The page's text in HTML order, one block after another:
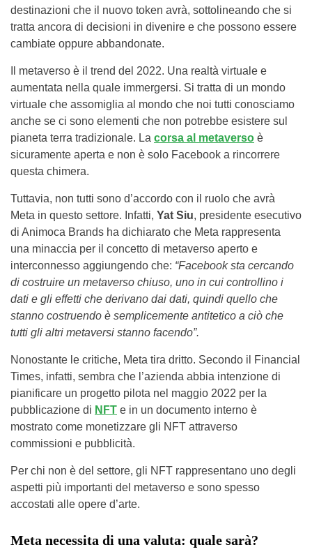
destinazioni che il nuovo token avrà, sottolineando che si
tratta ancora di decisioni in divenire e che possono essere
cambiate oppure abbandonate.
Il metaverso è il trend del 2022. Una realtà virtuale e
aumentata nella quale immergersi. Si tratta di un mondo
virtuale che assomiglia al mondo che noi tutti conosciamo
anche se ci sono elementi che non potrebbe esistere sul
pianeta terra tradizionale. La corsa al metaverso è
sicuramente aperta e non è solo Facebook a rincorrere
questa chimera.
Tuttavia, non tutti sono d’accordo con il ruolo che avrà
Meta in questo settore. Infatti, Yat Siu, presidente esecutivo
di Animoca Brands ha dichiarato che Meta rappresenta
una minaccia per il concetto di metaverso aperto e
interconnesso aggiungendo che: “Facebook sta cercando
di costruire un metaverso chiuso, uno in cui controllino i
dati e gli effetti che derivano dai dati, quindi quello che
stanno costruendo è semplicemente antitetico a ciò che
tutti gli altri metaversi stanno facendo”.
Nonostante le critiche, Meta tira dritto. Secondo il Financial
Times, infatti, sembra che l’azienda abbia intenzione di
pianificare un progetto pilota nel maggio 2022 per la
pubblicazione di NFT e in un documento interno è
mostrato come monetizzare gli NFT attraverso
commissioni e pubblicità.
Per chi non è del settore, gli NFT rappresentano uno degli
aspetti più importanti del metaverso e sono spesso
accostati alle opere d’arte.
Meta necessita di una valuta: quale sarà?